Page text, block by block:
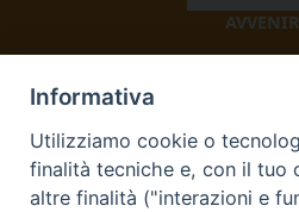
Informativa
Utilizziamo cookie o
finalità tecniche e, con il tuo
altre finalità ("interazioni e